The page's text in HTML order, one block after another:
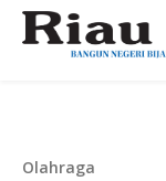
Olahraga